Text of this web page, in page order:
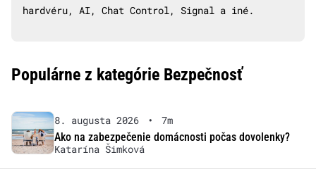
hardvéru, AI, Chat Control, Signal a iné.
Populárne z kategórie Bezpečnosť
8. augusta 2026 •
7m
Ako na zabezpečenie domácnosti počas dovolenky?
Katarína Šimková